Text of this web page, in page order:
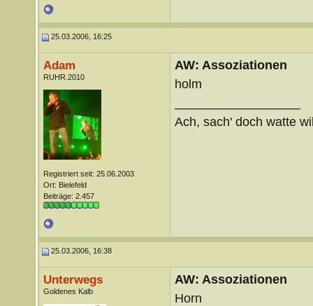
25.03.2006, 16:25
Adam
RUHR.2010
Registriert seit: 25.06.2003
Ort: Bielefeld
Beiträge: 2.457
AW: Assoziationen
holm
Ach, sach' doch watte
25.03.2006, 16:38
Unterwegs
Goldenes Kalb
AW: Assoziationen
Horn